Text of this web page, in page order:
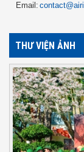
Email:
THƯ VIỆN ẢNH